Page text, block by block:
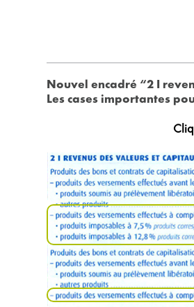
Nouvel encadré “2 I
Les cases importantes